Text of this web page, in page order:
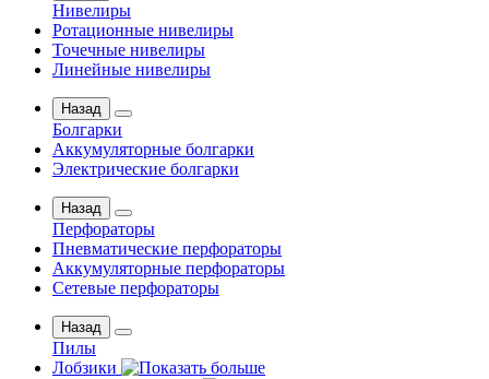
Нивелиры
Ротационные нивелиры
Точечные нивелиры
Линейные нивелиры
Назад
Болгарки
Аккумуляторные болгарки
Электрические болгарки
Назад
Перфораторы
Пневматические перфораторы
Аккумуляторные перфораторы
Сетевые перфораторы
Назад
Пилы
Лобзики